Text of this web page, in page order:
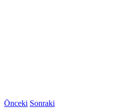
Önceki Sonraki